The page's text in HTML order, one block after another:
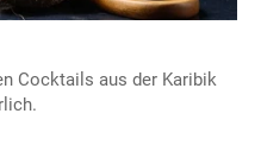
Cocktails aus der Karibik